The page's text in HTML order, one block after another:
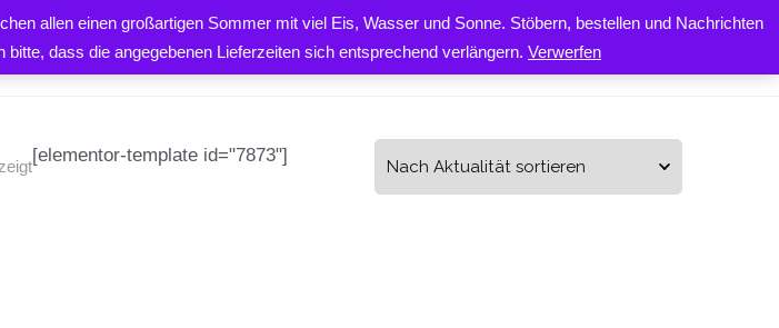
allen einen großartigen Sommer mit viel Eis, Wasser und Sonne. Stöbern, bestellen und Nachrichten
dass die angegebenen Lieferzeiten sich entsprechend verlängern. Verwerfen
ÜBER UNS KONTAKT
[elementor-template id="7873"]